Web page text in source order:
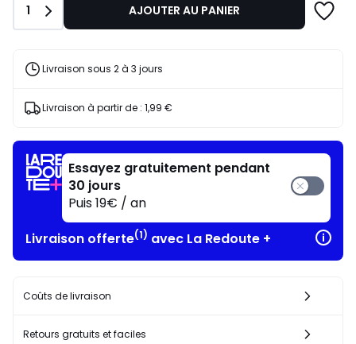
articles
J'en
Quantité
1 AJOUTER AU PANIER
Livraison sous 2 à 3 jours
Livraison à partir de : 1,99 €
Essayez gratuitement pendant
30 jours
Puis 19€ / an
Livraison offerte(1) avec La Redoute +
Coûts de livraison
Retours gratuits et faciles